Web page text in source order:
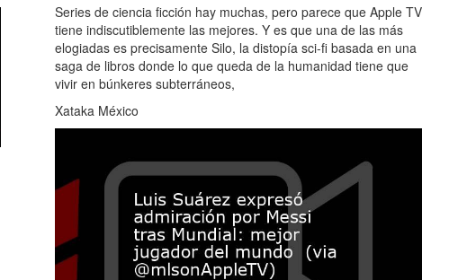
Series de ciencia ficción hay muchas, pero parece que Apple TV
tiene indiscutiblemente las mejores. Y es que una de las más
elogiadas es precisamente Silo, la distopía sci-fi basada en una
saga de libros donde lo que queda de la humanidad tiene que
vivir en búnkeres subterráneos,
Xataka México